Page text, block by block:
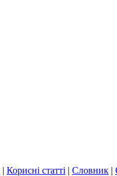
| Корисні статті | Словник |